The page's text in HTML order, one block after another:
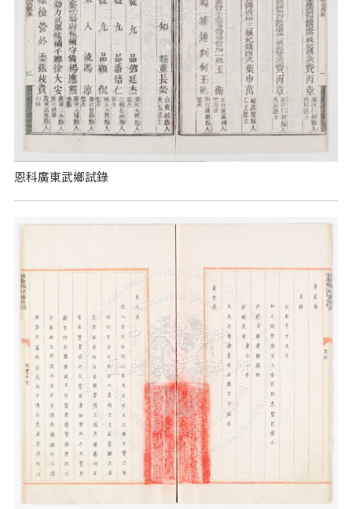
恩科廣東武鄉試錄